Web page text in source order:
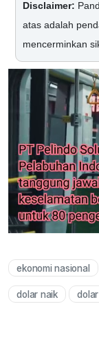
Disclaimer:
atas adalah
mencerminkan
ekonomi nasional
dolar naik